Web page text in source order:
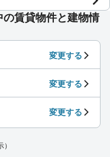
賃貸物件と建物情
変更する
変更する
変更する